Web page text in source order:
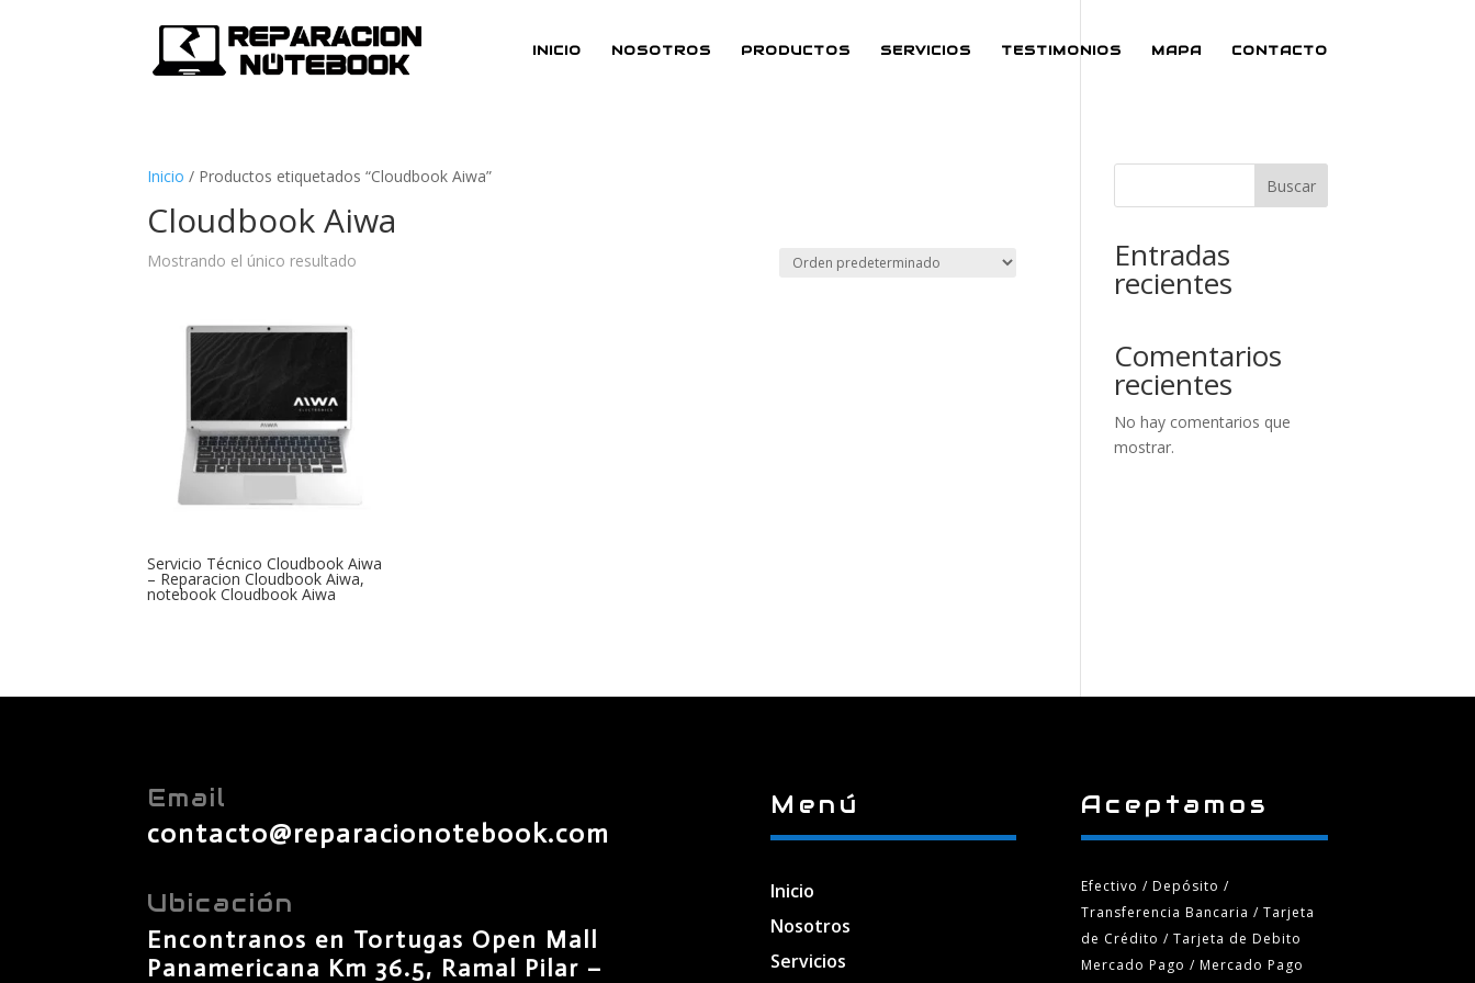
INICIO NOSOTROS PRODUCTOS SERVICIOS TESTIMONIOS MAPA CONTACTO
Inicio / Productos etiquetados “Cloudbook Aiwa”
Cloudbook Aiwa
Mostrando el único resultado
Servicio Técnico Cloudbook Aiwa
– Reparacion Cloudbook Aiwa,
notebook Cloudbook Aiwa
Buscar
Entradas
recientes
Comentarios
recientes
No hay comentarios que
mostrar.
Email
contacto@reparacionotebook.com
Ubicación
Encontranos en Tortugas Open Mall
Panamericana Km 36.5, Ramal Pilar –
Menú
Inicio
Nosotros
Servicios
Aceptamos
Efectivo / Depósito /
Transferencia Bancaria/ Tarjeta
de Crédito / Tarjeta de Debito
Mercado Pago / Mercado Pago